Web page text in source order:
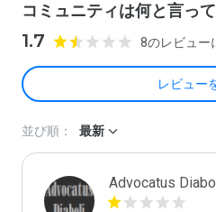
コミュニティは何と言っ
1.7 8のレビュー
レビュー
並び順： 最新
Advocatus